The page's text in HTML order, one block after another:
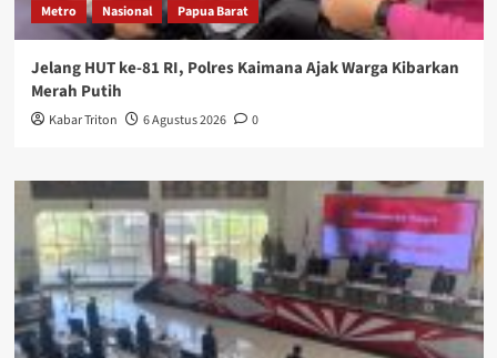
Metro Nasional Papua Barat
Jelang HUT ke-81 RI, Polres Kaimana Ajak Warga Kibarkan
Merah Putih
Kabar Triton 6 Agustus 2026 0